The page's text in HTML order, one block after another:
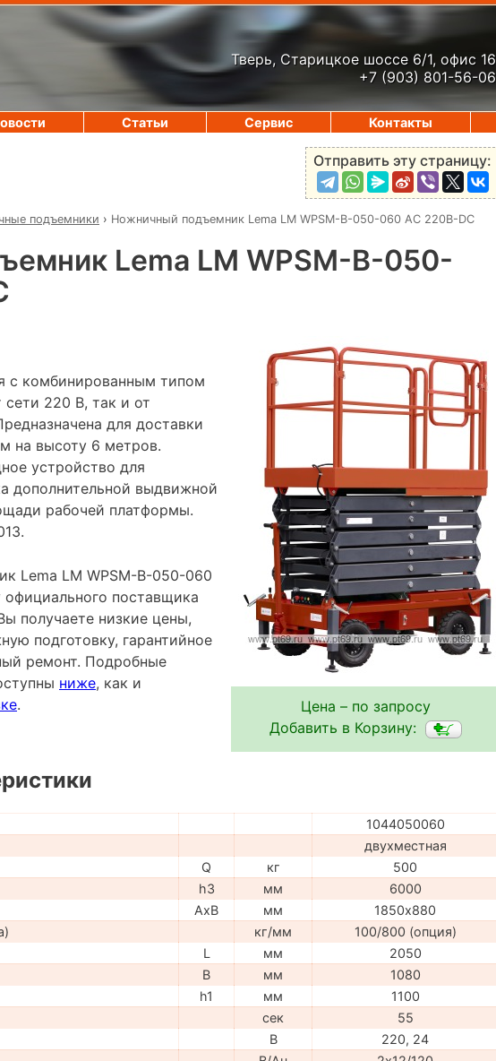
Тверь, Старицкое шоссе 6/1, офис 16
+7 (903) 801-56-06
Отправить эту страницу:
подъемники › Ножничный подъемник Lema LM WPSM-B-050-060 AC 220В-DC
Lema LM WPSM-B-050-
Цена – по запросу
Добавить в Корзину:
с комбинированным типом
220 В, так и от
для доставки
на высоту 6 метров.
устройство для
дополнительной выдвижной
рабочей платформы.
Lema LM WPSM-B-050-060
поставщика
получаете низкие цены,
подготовку, гарантийное
ремонт. Подробные
ниже, как и
.
1044050060
двухместная
Q кг
500
h3 мм
6000
AxB мм
1850х880
кг/мм
100/800 (опция)
L мм
2050
B мм
1080
h1 мм
1100
сек
55
В
220, 24
Статьи Сервис Контакты